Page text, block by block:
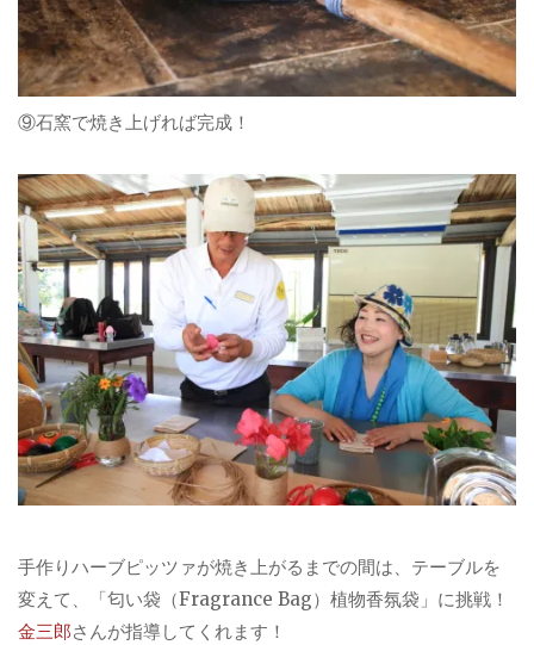
⑨石窯で焼き上げれば完成！
手作りハーブピッツァが焼き上がるまでの間は、テーブルを
変えて、「匂い袋（Fragrance Bag）植物香氛袋」に挑戦！
金三郎さんが指導してくれます！